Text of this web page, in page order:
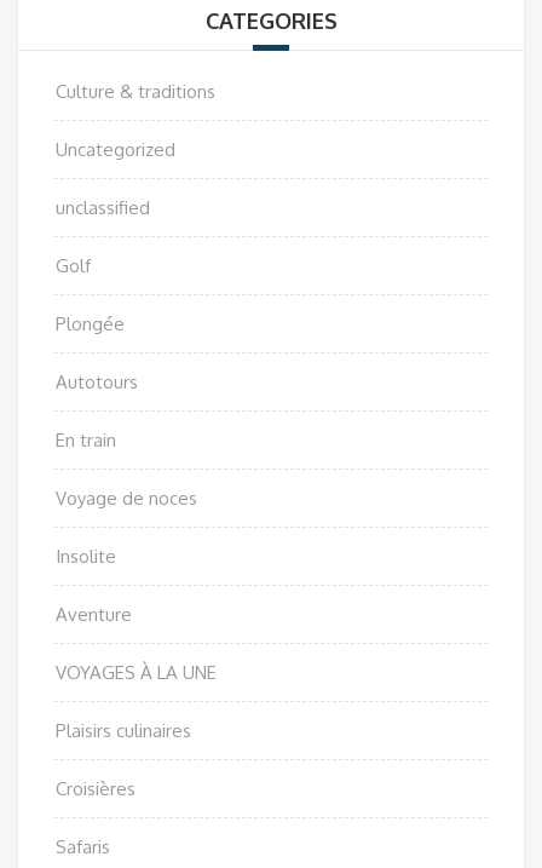
CATEGORIES
Culture & traditions
Uncategorized
unclassified
Golf
Plongée
Autotours
En train
Voyage de noces
Insolite
Aventure
VOYAGES À LA UNE
Plaisirs culinaires
Croisières
Safaris